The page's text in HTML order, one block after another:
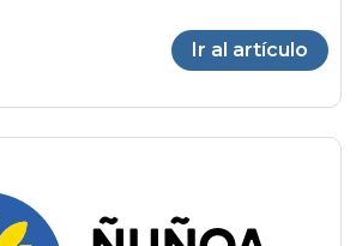
Ir al artículo